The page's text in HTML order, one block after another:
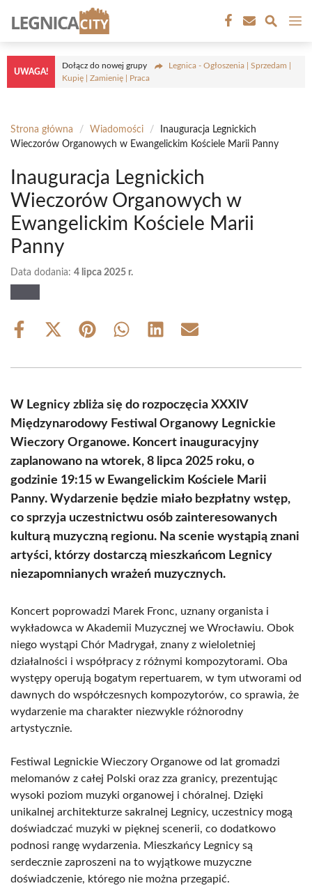
treści
UWAGA!
Dołącz do nowej grupy
Legnica - Ogłoszenia | Sprzedam |
Kupię | Zamienię | Praca
Strona główna / Wiadomości /
Inauguracja Legnickich
Wieczorów Organowych w Ewangelickim Kościele Marii Panny
Inauguracja Legnickich
Wieczorów Organowych w
Ewangelickim Kościele Marii
Panny
Data dodania: 4 lipca 2025 r.
Share
Share
(Twitter)
Share Share Share Share
W Legnicy zbliża się do rozpoczęcia XXXIV
Międzynarodowy Festiwal Organowy Legnickie
Wieczory Organowe. Koncert inauguracyjny
zaplanowano na wtorek, 8 lipca 2025 roku, o
godzinie 19:15 w Ewangelickim Kościele Marii
Panny. Wydarzenie będzie miało bezpłatny wstęp,
co sprzyja uczestnictwu osób zainteresowanych
kulturą muzyczną regionu. Na scenie wystąpią znani
artyści, którzy dostarczą mieszkańcom Legnicy
niezapomnianych wrażeń muzycznych.
Koncert poprowadzi Marek Fronc, uznany organista i
wykładowca w Akademii Muzycznej we Wrocławiu. Obok
niego wystąpi Chór Madrygał, znany z wieloletniej
działalności i współpracy z różnymi kompozytorami. Oba
występy operują bogatym repertuarem, w tym utworami od
dawnych do współczesnych kompozytorów, co sprawia, że
wydarzenie ma charakter niezwykle różnorodny
artystycznie.
Festiwal Legnickie Wieczory Organowe od lat gromadzi
melomanów z całej Polski oraz zza granicy, prezentując
wysoki poziom muzyki organowej i chóralnej. Dzięki
unikalnej architekturze sakralnej Legnicy, uczestnicy mogą
doświadczać muzyki w pięknej scenerii, co dodatkowo
podnosi rangę wydarzenia. Mieszkańcy Legnicy są
serdecznie zaproszeni na to wyjątkowe muzyczne
doświadczenie, którego nie można przegapić.